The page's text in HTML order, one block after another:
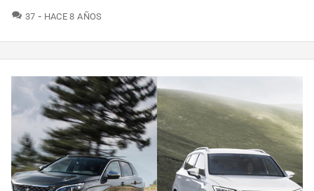
37 COMENTARIOS
HACE 8 AÑOS